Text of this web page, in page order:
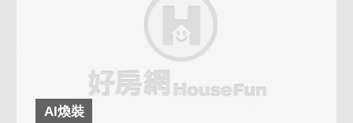
AI煥裝